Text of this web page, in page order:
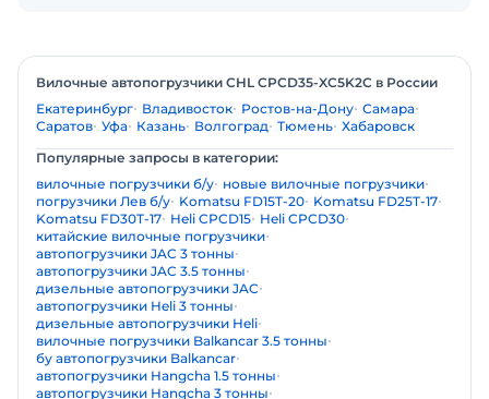
Вилочные автопогрузчики CHL CPCD35-XC5K2C в России
Екатеринбург Владивосток Ростов-на-Дону Самара
Саратов Уфа Казань Волгоград Тюмень Хабаровск
Популярные запросы в категории:
вилочные погрузчики б/у новые вилочные погрузчики
погрузчики Лев б/у Komatsu FD15T-20 Komatsu FD25T-17
Komatsu FD30T-17 Heli CPCD15 Heli CPCD30
китайские вилочные погрузчики
автопогрузчики JAC 3 тонны
автопогрузчики JAC 3.5 тонны
дизельные автопогрузчики JAC
автопогрузчики Heli 3 тонны
дизельные автопогрузчики Heli
вилочные погрузчики Balkancar 3.5 тонны
бу автопогрузчики Balkancar
автопогрузчики Hangcha 1.5 тонны
автопогрузчики Hangcha 3 тонны